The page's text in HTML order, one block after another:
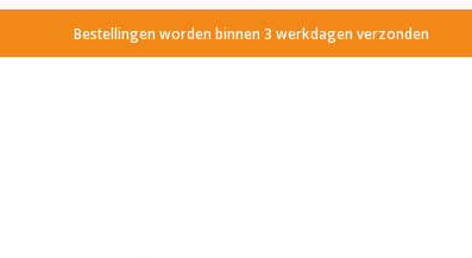
Bestellingen worden binnen 3 werkdagen verzonden